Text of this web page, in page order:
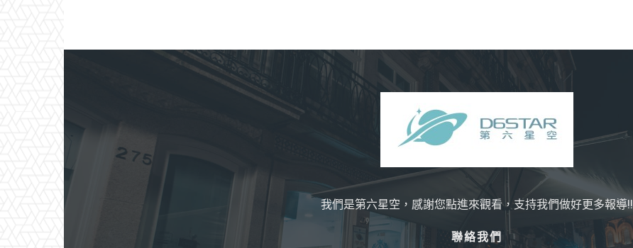
我們是第六星空，感謝您點進來觀看，支持我們做好更多報導!!
聯絡我們